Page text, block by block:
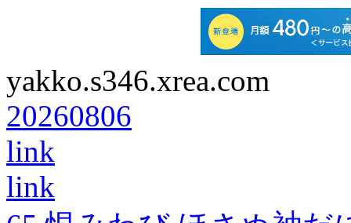
yakko.s346.xrea.com
20260806
link
link